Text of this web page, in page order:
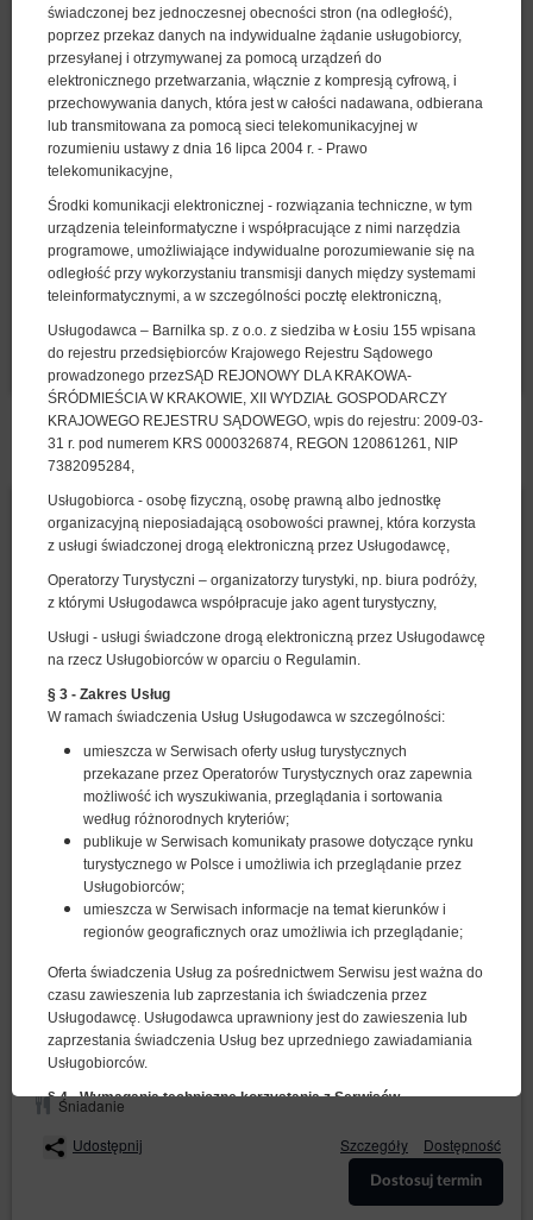
świadczonej bez jednoczesnej obecności stron (na odległość),
poprzez przekaz danych na indywidualne żądanie usługobiorcy,
przesyłanej i otrzymywanej za pomocą urządzeń do
elektronicznego przetwarzania, włącznie z kompresją cyfrową, i
przechowywania danych, która jest w całości nadawana, odbierana
lub transmitowana za pomocą sieci telekomunikacyjnej w
rozumieniu ustawy z dnia 16 lipca 2004 r. - Prawo
telekomunikacyjne,
Środki komunikacji elektronicznej - rozwiązania techniczne, w tym
urządzenia teleinformatyczne i współpracujące z nimi narzędzia
programowe, umożliwiające indywidualne porozumiewanie się na
odległość przy wykorzystaniu transmisji danych między systemami
teleinformatycznymi, a w szczególności pocztę elektroniczną,
Usługodawca – Barnilka sp. z o.o. z siedziba w Łosiu 155 wpisana
do rejestru przedsiębiorców Krajowego Rejestru Sądowego
prowadzonego przezSĄD REJONOWY DLA KRAKOWA-
ŚRÓDMIEŚCIA W KRAKOWIE, XII WYDZIAŁ GOSPODARCZY
KRAJOWEGO REJESTRU SĄDOWEGO, wpis do rejestru: 2009-03-
31 r. pod numerem KRS 0000326874, REGON 120861261, NIP
7382095284,
Usługobiorca - osobę fizyczną, osobę prawną albo jednostkę
organizacyjną nieposiadającą osobowości prawnej, która korzysta
z usługi świadczonej drogą elektroniczną przez Usługodawcę,
Operatorzy Turystyczni – organizatorzy turystyki, np. biura podróży,
z którymi Usługodawca współpracuje jako agent turystyczny,
Usługi - usługi świadczone drogą elektroniczną przez Usługodawcę
na rzecz Usługobiorców w oparciu o Regulamin.
§ 3 - Zakres Usług
W ramach świadczenia Usług Usługodawca w szczególności:
umieszcza w Serwisach oferty usług turystycznych
przekazane przez Operatorów Turystycznych oraz zapewnia
możliwość ich wyszukiwania, przeglądania i sortowania
według różnorodnych kryteriów;
publikuje w Serwisach komunikaty prasowe dotyczące rynku
turystycznego w Polsce i umożliwia ich przeglądanie przez
Usługobiorców;
umieszcza w Serwisach informacje na temat kierunków i
regionów geograficznych oraz umożliwia ich przeglądanie;
Oferta świadczenia Usług za pośrednictwem Serwisu jest ważna do
czasu zawieszenia lub zaprzestania ich świadczenia przez
Usługodawcę. Usługodawca uprawniony jest do zawieszenia lub
zaprzestania świadczenia Usług bez uprzedniego zawiadamiania
Usługobiorców.
§ 4 - Wymagania techniczne korzystania z Serwisów
wymagania techniczne:
1. posiadają połączenie z siecią publiczną Internet,
2. posiadają przeglądarkę internetową umożliwiającą wyświetlanie
Standard - pokój dwuosobowy
Dostępna liczba: 2
2 osoby
pow. 10,00 m2
1 sypialnia
1 duże łóżko podwójne (Queen)
2 osoby / 1 noc
Śniadanie
Udostępnij
Szczegóły Dostępność
Pokaż oferty
POZOSTAŁE OFERTY
Comfort - pokój dwuosobowy
2 osoby 1 duże łóżko podwójne (Queen)
Proponowany inny termin(obiekt niedostępny w wybranym terminie):
10.08.2026 - 11.08.2026 (1 noc)
Śniadanie
Udostępnij
Szczegóły Dostępność
Dostosuj termin